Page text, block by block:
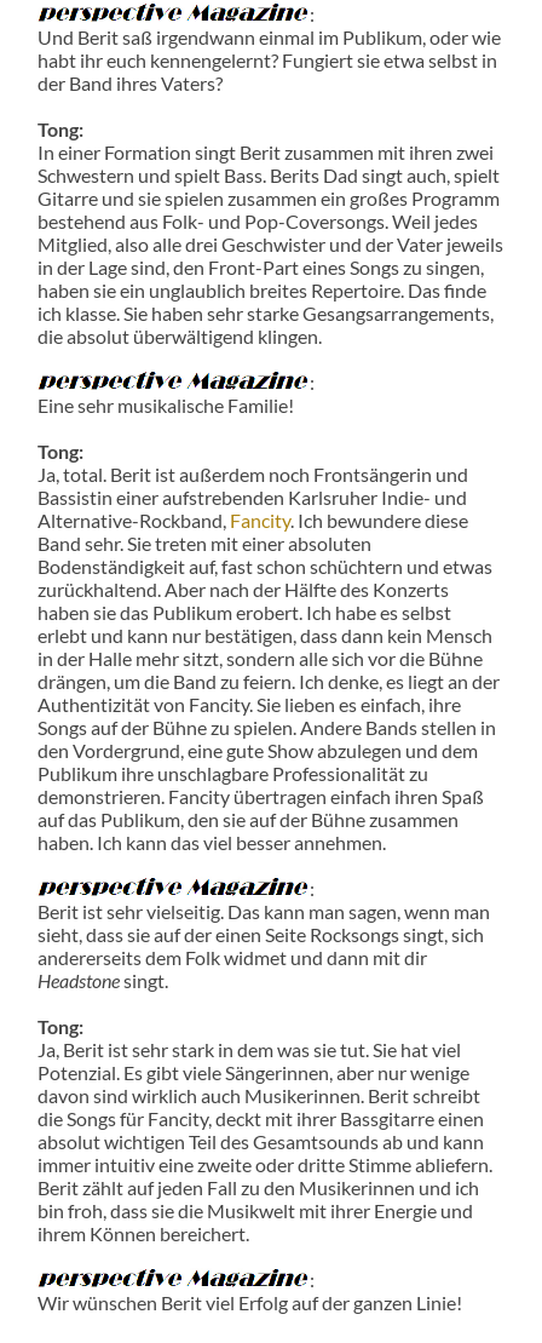
:
Und Berit saß irgendwann einmal im Publikum, oder wie
habt ihr euch kennengelernt? Fungiert sie etwa selbst in
der Band ihres Vaters?
Tong:
In einer Formation singt Berit zusammen mit ihren zwei
Schwestern und spielt Bass. Berits Dad singt auch, spielt
Gitarre und sie spielen zusammen ein großes Programm
bestehend aus Folk- und Pop-Coversongs. Weil jedes
Mitglied, also alle drei Geschwister und der Vater jeweils
in der Lage sind, den Front-Part eines Songs zu singen,
haben sie ein unglaublich breites Repertoire. Das finde
ich klasse. Sie haben sehr starke Gesangsarrangements,
die absolut überwältigend klingen.
:
Eine sehr musikalische Familie!
Tong:
Ja, total. Berit ist außerdem noch Frontsängerin und
Bassistin einer aufstrebenden Karlsruher Indie- und
Alternative-Rockband, Fancity. Ich bewundere diese
Band sehr. Sie treten mit einer absoluten
Bodenständigkeit auf, fast schon schüchtern und etwas
zurückhaltend. Aber nach der Hälfte des Konzerts
haben sie das Publikum erobert. Ich habe es selbst
erlebt und kann nur bestätigen, dass dann kein Mensch
in der Halle mehr sitzt, sondern alle sich vor die Bühne
drängen, um die Band zu feiern. Ich denke, es liegt an der
Authentizität von Fancity. Sie lieben es einfach, ihre
Songs auf der Bühne zu spielen. Andere Bands stellen in
den Vordergrund, eine gute Show abzulegen und dem
Publikum ihre unschlagbare Professionalität zu
demonstrieren. Fancity übertragen einfach ihren Spaß
auf das Publikum, den sie auf der Bühne zusammen
haben. Ich kann das viel besser annehmen.
:
Berit ist sehr vielseitig. Das kann man sagen, wenn man
sieht, dass sie auf der einen Seite Rocksongs singt, sich
andererseits dem Folk widmet und dann mit dir
Headstonesingt.
Tong:
Ja, Berit ist sehr stark in dem was sie tut. Sie hat viel
Potenzial. Es gibt viele Sängerinnen, aber nur wenige
davon sind wirklich auch Musikerinnen. Berit schreibt
die Songs für Fancity, deckt mit ihrer Bassgitarre einen
absolut wichtigen Teil des Gesamtsounds ab und kann
immer intuitiv eine zweite oder dritte Stimme abliefern.
Berit zählt auf jeden Fall zu den Musikerinnen und ich
bin froh, dass sie die Musikwelt mit ihrer Energie und
ihrem Können bereichert.
:
Wir wünschen Berit viel Erfolg auf der ganzen Linie!